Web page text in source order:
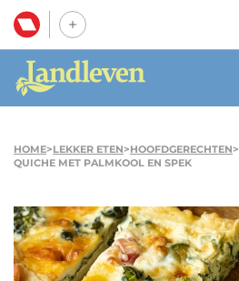
HOME>LEKKER ETEN>HOOFDGERECHTEN>
QUICHE MET PALMKOOL EN SPEK